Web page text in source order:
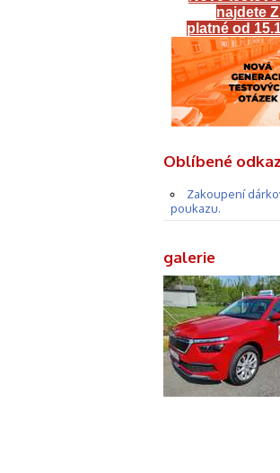
najdete
platné od
Oblíbené
Zakoupení
poukazu.
galerie